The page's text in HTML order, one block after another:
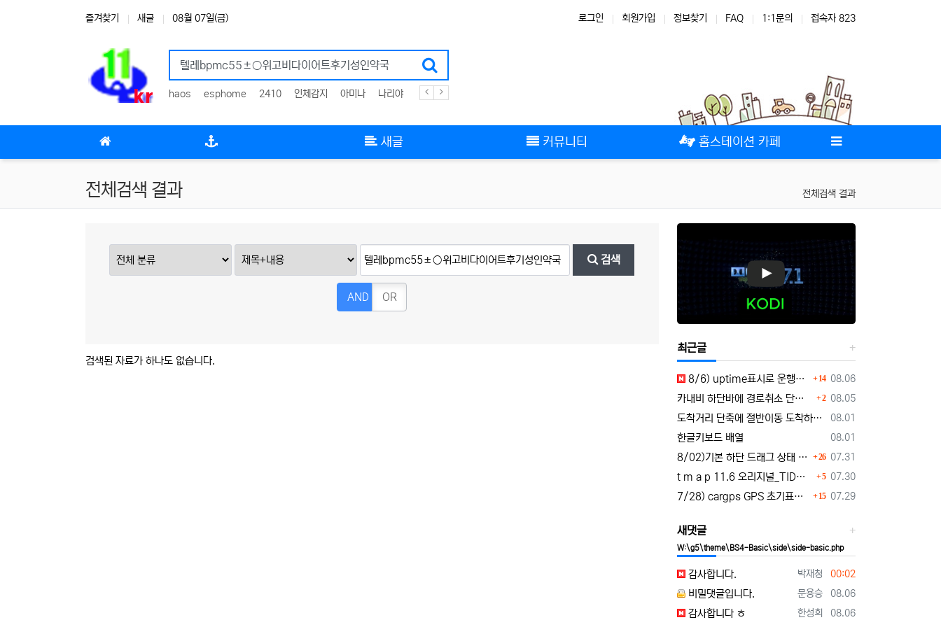
즐겨찾기 새글 08월 07일(금) 로그인 회원가입 정보찾기 FAQ 1:1문의 접속자 823
haos esphome 2410 인체감지 아미나 나리야 플러그인 위젯 애드온
새글 커뮤니티 홈스테이션 카페
전체검색 결과 전체검색 결과
검색
AND OR
검색된 자료가 하나도 없습니다.
최근글
등록일
08.06
8/6) uptime표시로 운행시간표시 🚗최근목적지 바로가기 및 ⛔이전화면이동과 260806 14
등록일
08.05
카내비 하단바에 경로취소 단축버튼 추가 요청 2
등록일
08.01
도착거리 단축에 절반이동 도착하기 로드리게스로 5가지를 한 번에 배우세요
등록일
08.01
한글키보드 배열
등록일
07.31
8/02)기본 하단 드래그 상태 시작 기능 carnavi-11-6-0-3944_cargps_260802.apk 26
등록일
07.30
t m a p 11.6 오리지널_TID로그인 파일설치 tmap-11-6-0-3944_org signed.apk 5
등록일
07.29
7/28) cargps GPS 초기표시 및 터널 진입 안정화 개선 carnavi-11-4-2-3880_cargps_260728.apk 15
새댓글
W:\g5\theme\BS4-Basic\side\side-basic.php
등록자
박재청 등록일
00:02
감사합니다.
등록자
문용승 등록일
08.06
비밀댓글입니다.
등록자
한성희 등록일
08.06
감사합니다 ㅎ